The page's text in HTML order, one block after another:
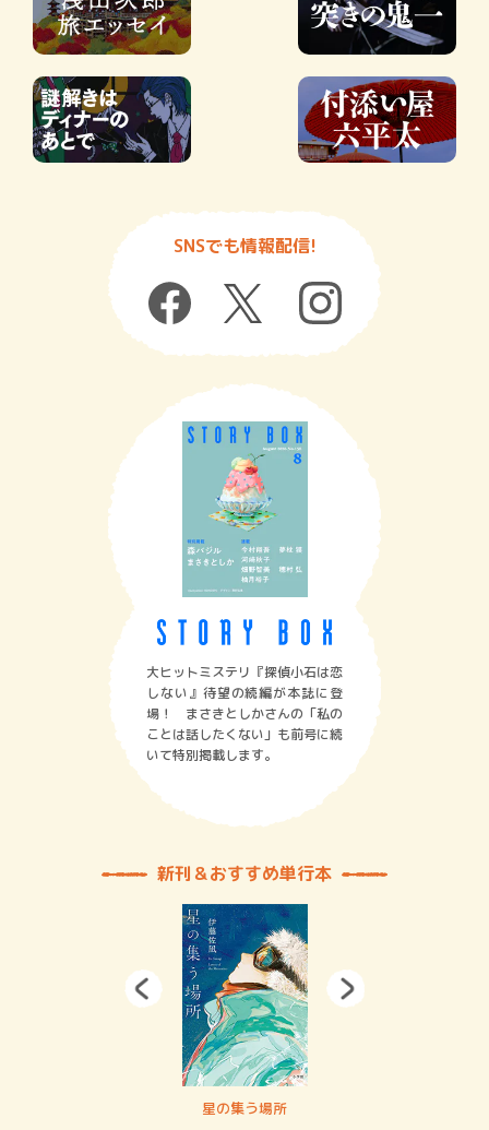
SNSでも情報配信!
大ヒットミステリ『探偵小石は恋
しない』待望の続編が本誌に登
場！ まさきとしかさんの「私の
ことは話したくない」も前号に続
いて特別掲載します。
新刊＆おすすめ単行本
星の集う場所